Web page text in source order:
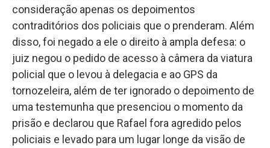
consideração apenas os depoimentos
contraditórios dos policiais que o prenderam. Além
disso, foi negado a ele o direito à ampla defesa: o
juiz negou o pedido de acesso à câmera da viatura
policial que o levou à delegacia e ao GPS da
tornozeleira, além de ter ignorado o depoimento de
uma testemunha que presenciou o momento da
prisão e declarou que Rafael fora agredido pelos
policiais e levado para um lugar longe da visão de